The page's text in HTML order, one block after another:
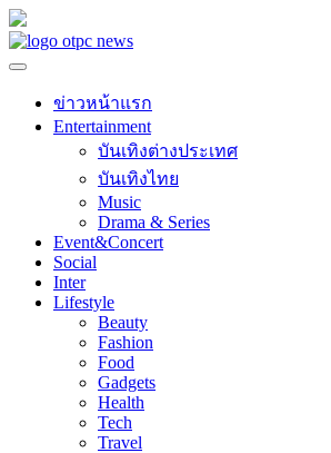
Skip
to
ข่าวหน้าแรก
Entertainment
บันเทิงต่างประเทศ
บันเทิงไทย
Music
Drama & Series
Event&Concert
Social
Inter
Lifestyle
Beauty
Fashion
Food
Gadgets
Health
Tech
Travel